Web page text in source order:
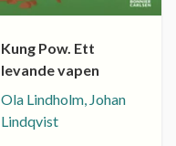
Kung Pow. Ett
levande vapen
Ola Lindholm, Johan
Lindqvist